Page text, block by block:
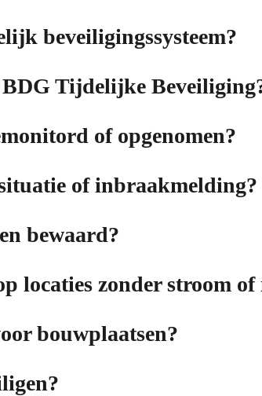
beveiligingssysteem?
Tijdelijke
of opgenomen?
of inbraakmelding?
bewaard?
locaties zonder stroom of
bouwplaatsen?